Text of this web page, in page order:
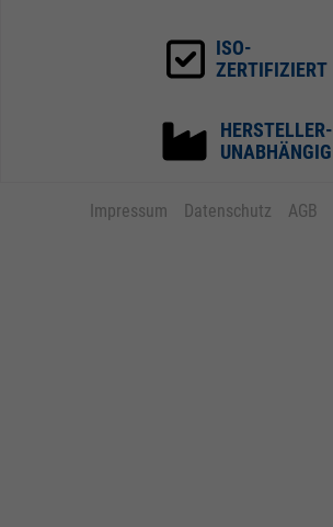
ISO-
ZERTIFIZIERT
HERSTELLER-
UNABHÄNGIG
Impressum Datenschutz AGB